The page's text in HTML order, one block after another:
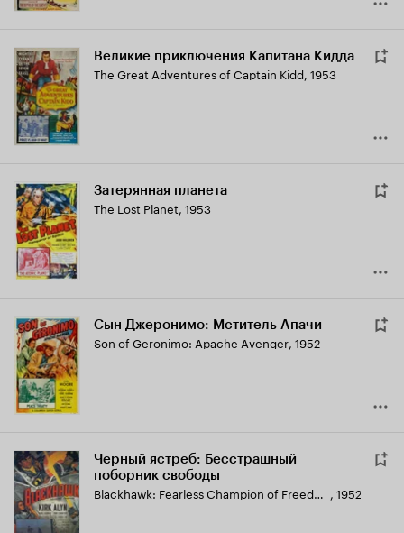
Великие приключения Капитана Кидда
The Great Adventures of Captain Kidd, 1953
Затерянная планета
The Lost Planet, 1953
Сын Джеронимо: Мститель Апачи
Son of Geronimo: Apache Avenger, 1952
Черный ястреб: Бесстрашный
поборник свободы
Blackhawk: Fearless Champion of Freedom , 1952